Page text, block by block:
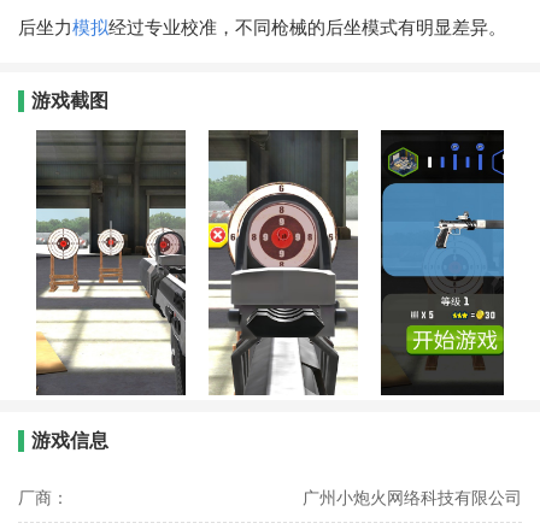
后坐力模拟经过专业校准，不同枪械的后坐模式有明显差异。
游戏截图
游戏信息
厂商： 广州小炮火网络科技有限公司